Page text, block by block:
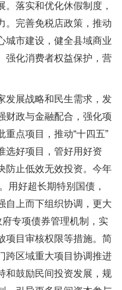
落实和优化休假制度，
。完善免税店政策，推动
城市建设，健全县域商业
强化消费者权益保护，营
展战略和民生需求，发
财政与金融配合，强化项
重点项目，推动“十四五”
选好项目，管好用好资
防止低效无效投资。今年
用好超长期特别国债，
自上而下组织协调，更大
府专项债券管理机制，实
项目审核权限等措施。简
跨区域重大项目协调推进
和鼓励民间投资发展，规